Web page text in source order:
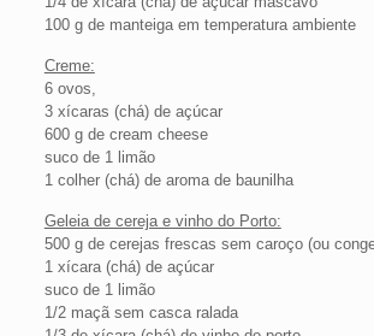
100 g de manteiga em temperatura ambiente
Creme:
6 ovos,
3 xícaras (chá) de açúcar
600 g de cream cheese
suco de 1 limão
1 colher (chá) de aroma de baunilha
Geleia de cereja e vinho do Porto:
500 g de cerejas frescas sem caroço (ou
1 xícara (chá) de açúcar
suco de 1 limão
1/2 maçã sem casca ralada